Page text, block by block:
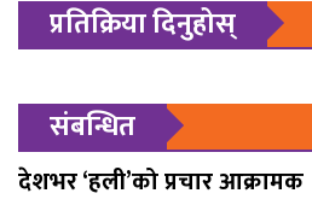
प्रतिक्रिया दिनुहोस्
संबन्धित
देशभर ‘हली’को प्रचार आक्रामक